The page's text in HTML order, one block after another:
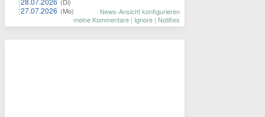
27.07.2026 (Mo)
News-Ansicht konfigurieren
meine Kommentare | Ignore | Notifies